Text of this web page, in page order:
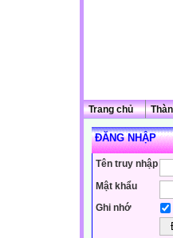
Trang chủ
ĐĂNG NHẬP
Tên truy nhập
Mật khẩu
Ghi nhớ